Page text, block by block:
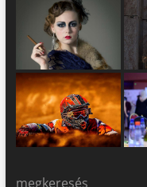
megkeresés